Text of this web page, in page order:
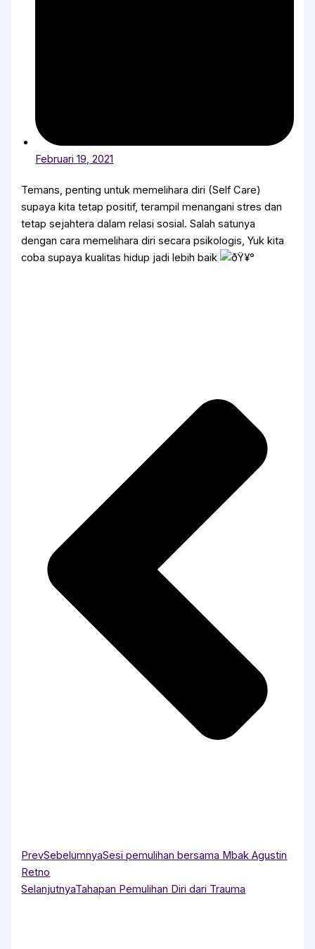
Februari 19, 2021
Temans, penting untuk memelihara diri (Self Care)
supaya kita tetap positif, terampil menangani stres dan
tetap sejahtera dalam relasi sosial. Salah satunya
dengan cara memelihara diri secara psikologis, Yuk kita
coba supaya kualitas hidup jadi lebih baik
PrevSebelumnyaSesi pemulihan bersama Mbak Agustin
Retno
SelanjutnyaTahapan Pemulihan Diri dari Trauma